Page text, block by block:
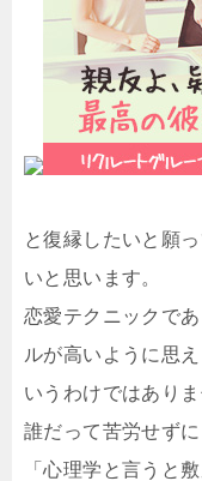
と復縁したいと願
いと思います。
恋愛テクニックで
ルが高いように思
いうわけではあり
誰だって苦労せず
「心理学と言うと